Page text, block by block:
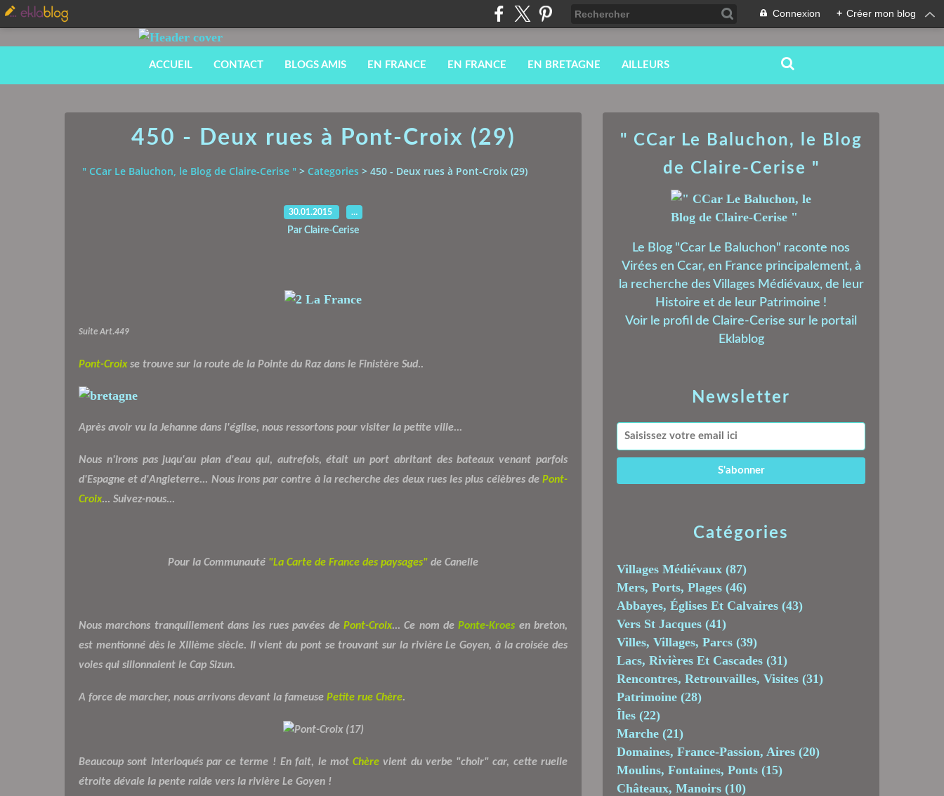
Connexion + Créer mon blog
ACCUEIL CONTACT BLOGS AMIS EN FRANCE EN FRANCE EN BRETAGNE AILLEURS
450 - Deux rues à Pont-Croix (29)
" CCar Le Baluchon, le Blog de Claire-Cerise " > Categories > 450 - Deux rues à Pont-Croix (29)
30.01.2015 …
Par Claire-Cerise
Suite Art.449
Pont-Croix se trouve sur la route de la Pointe du Raz dans le Finistère Sud..
Après avoir vu la Jehanne dans l'église, nous ressortons pour visiter la petite ville...
Nous n'irons pas juqu'au plan d'eau qui, autrefois, était un port abritant des bateaux venant parfois
d'Espagne et d'Angleterre... Nous irons par contre à la recherche des deux rues les plus célèbres de Pont-
Croix... Suivez-nous...
Pour la Communauté "La Carte de France des paysages" de Canelle
Nous marchons tranquillement dans les rues pavées de Pont-Croix... Ce nom dePonte-Kroes en breton,
est mentionné dès le XIIIème siècle. Il vient du pont se trouvant sur la rivière Le Goyen, à la croisée des
voies qui sillonnaient le Cap Sizun.
A force de marcher, nous arrivons devant la fameuse Petite rue Chère.
Beaucoup sont interloqués par ce terme ! En fait, le mot Chère vient du verbe "choir" car, cette ruelle
étroite dévale la pente raide vers la rivière Le Goyen !
Newsletter
Catégories
Villages Médiévaux (87)
Mers, Ports, Plages (46)
Abbayes, Églises Et Calvaires (43)
Vers St Jacques (41)
Villes, Villages, Parcs (39)
Lacs, Rivières Et Cascades (31)
Rencontres, Retrouvailles, Visites (31)
Patrimoine (28)
Îles (22)
Marche (21)
Domaines, France-Passion, Aires (20)
Moulins, Fontaines, Ponts (15)
Châteaux, Manoirs (10)
" CCar Le Baluchon, le Blog
de Claire-Cerise "
Le Blog "Ccar Le Baluchon" raconte nos
Virées en Ccar, en France principalement, à
la recherche des Villages Médiévaux, de leur
Histoire et de leur Patrimoine !
Voir le profil de Claire-Cerise sur le portail
Eklablog